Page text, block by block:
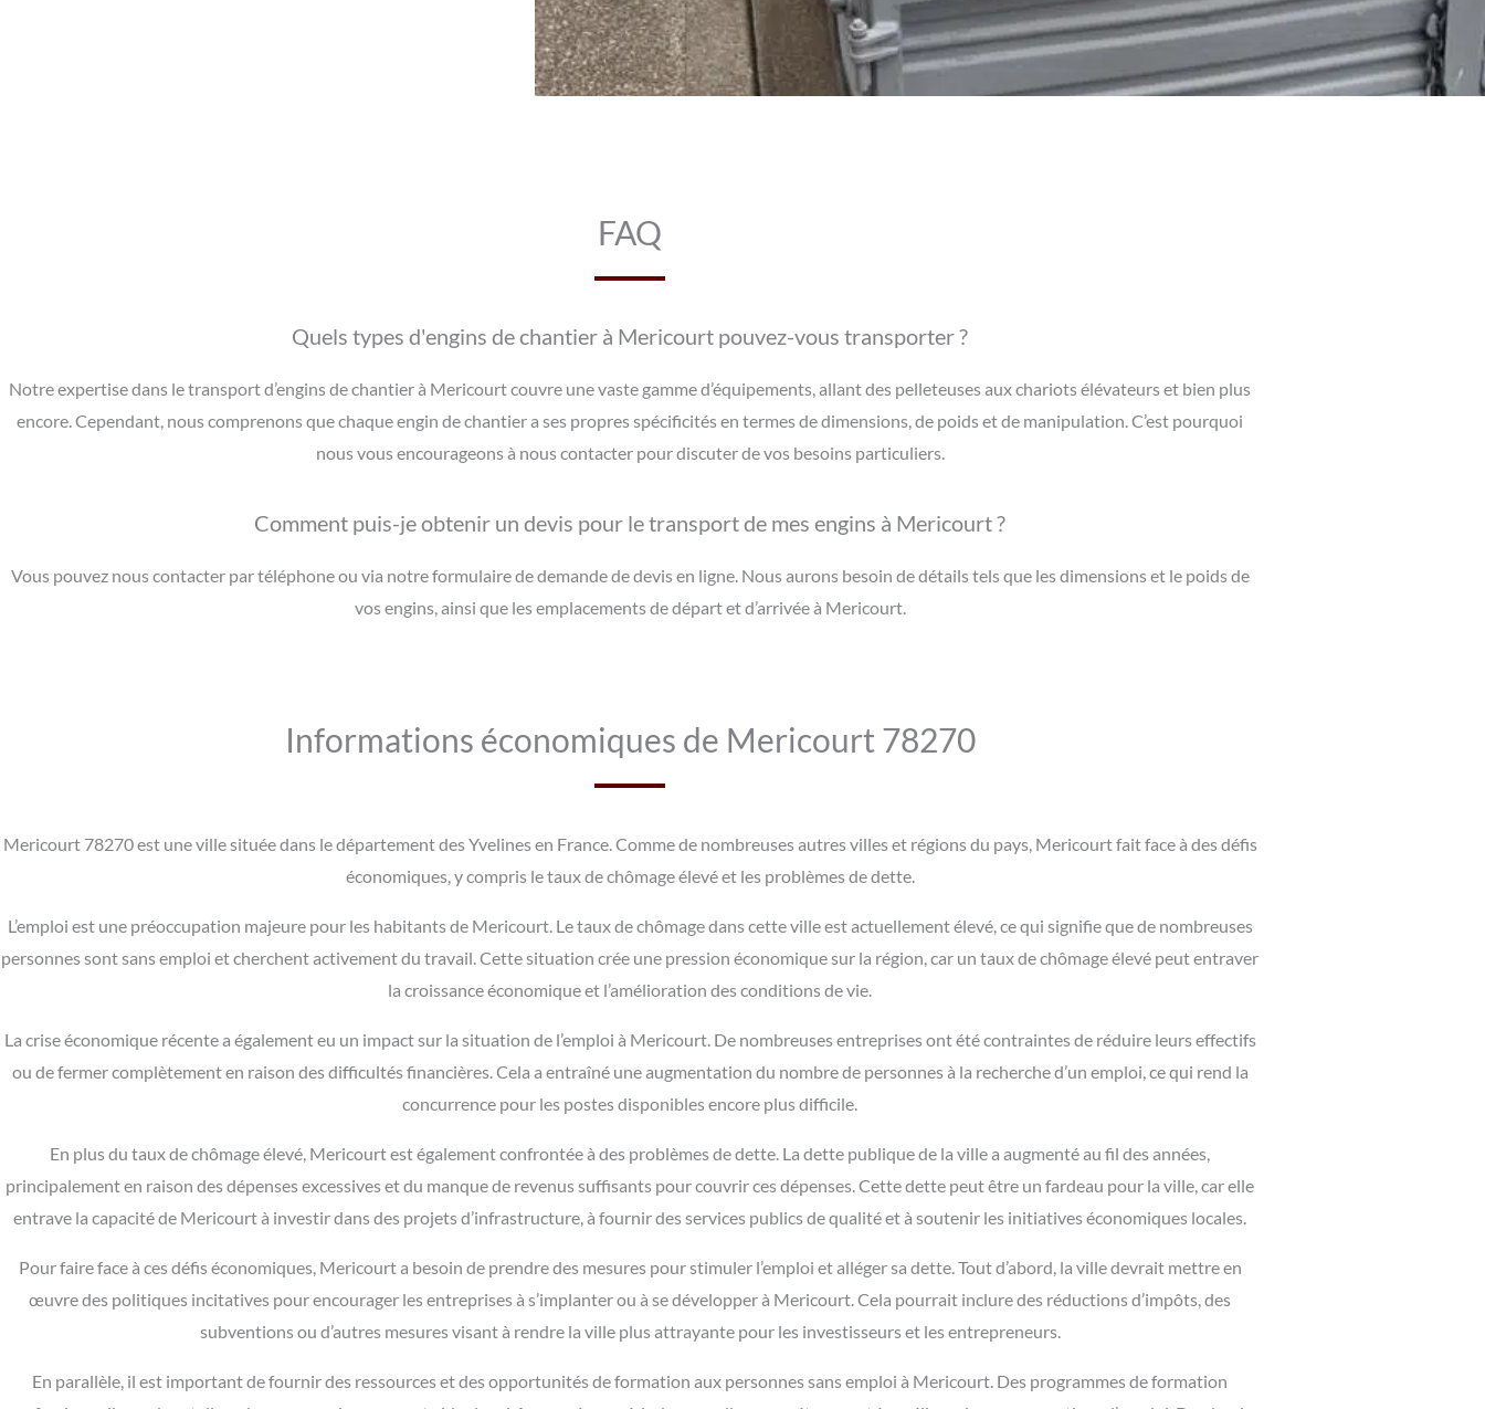
FAQ
Quels types d'engins de chantier à Mericourt pouvez-vous transporter ?
Notre expertise dans le transport d’engins de chantier à Mericourt couvre une vaste gamme d’équipements, allant des pelleteuses aux chariots élévateurs et bien plus
encore. Cependant, nous comprenons que chaque engin de chantier a ses propres spécificités en termes de dimensions, de poids et de manipulation. C’est pourquoi
nous vous encourageons à nous contacter pour discuter de vos besoins particuliers.
Comment puis-je obtenir un devis pour le transport de mes engins à Mericourt ?
Vous pouvez nous contacter par téléphone ou via notre formulaire de demande de devis en ligne. Nous aurons besoin de détails tels que les dimensions et le poids de
vos engins, ainsi que les emplacements de départ et d’arrivée à Mericourt.
Informations économiques de Mericourt 78270
Mericourt 78270 est une ville située dans le département des Yvelines en France. Comme de nombreuses autres villes et régions du pays, Mericourt fait face à des défis
économiques, y compris le taux de chômage élevé et les problèmes de dette.
L’emploi est une préoccupation majeure pour les habitants de Mericourt. Le taux de chômage dans cette ville est actuellement élevé, ce qui signifie que de nombreuses
personnes sont sans emploi et cherchent activement du travail. Cette situation crée une pression économique sur la région, car un taux de chômage élevé peut entraver
la croissance économique et l’amélioration des conditions de vie.
La crise économique récente a également eu un impact sur la situation de l’emploi à Mericourt. De nombreuses entreprises ont été contraintes de réduire leurs effectifs
ou de fermer complètement en raison des difficultés financières. Cela a entraîné une augmentation du nombre de personnes à la recherche d’un emploi, ce qui rend la
concurrence pour les postes disponibles encore plus difficile.
En plus du taux de chômage élevé, Mericourt est également confrontée à des problèmes de dette. La dette publique de la ville a augmenté au fil des années,
principalement en raison des dépenses excessives et du manque de revenus suffisants pour couvrir ces dépenses. Cette dette peut être un fardeau pour la ville, car elle
entrave la capacité de Mericourt à investir dans des projets d’infrastructure, à fournir des services publics de qualité et à soutenir les initiatives économiques locales.
Pour faire face à ces défis économiques, Mericourt a besoin de prendre des mesures pour stimuler l’emploi et alléger sa dette. Tout d’abord, la ville devrait mettre en
œuvre des politiques incitatives pour encourager les entreprises à s’implanter ou à se développer à Mericourt. Cela pourrait inclure des réductions d’impôts, des
subventions ou d’autres mesures visant à rendre la ville plus attrayante pour les investisseurs et les entrepreneurs.
En parallèle, il est important de fournir des ressources et des opportunités de formation aux personnes sans emploi à Mericourt. Des programmes de formation